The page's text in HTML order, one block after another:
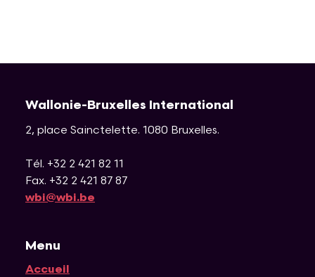
Wallonie-Bruxelles International
2, place Sainctelette. 1080 Bruxelles.
Tél. +32 2 421 82 11
Fax. +32 2 421 87 87
wbi@wbi.be
Menu
Accueil